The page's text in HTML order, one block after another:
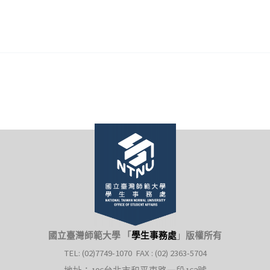
國立臺灣師範大學 「 學生事務處 」 版權所有
TEL: (02)7749-1070 FAX : (02) 2363-5704